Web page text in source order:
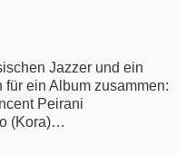
Jazzer und ein
ein Album zusammen:
Peirani
(Kora)…